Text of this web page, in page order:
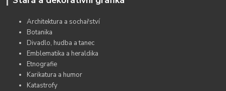
Architektura a sochařství
Botanika
Divadlo, hudba a tanec
Emblematika a heraldika
Etnografie
Karikatura a humor
Katastrofy